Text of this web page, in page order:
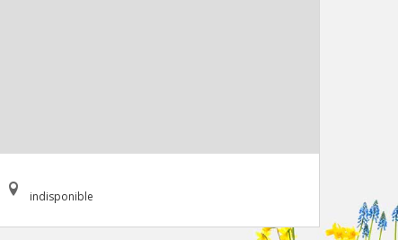
indisponible